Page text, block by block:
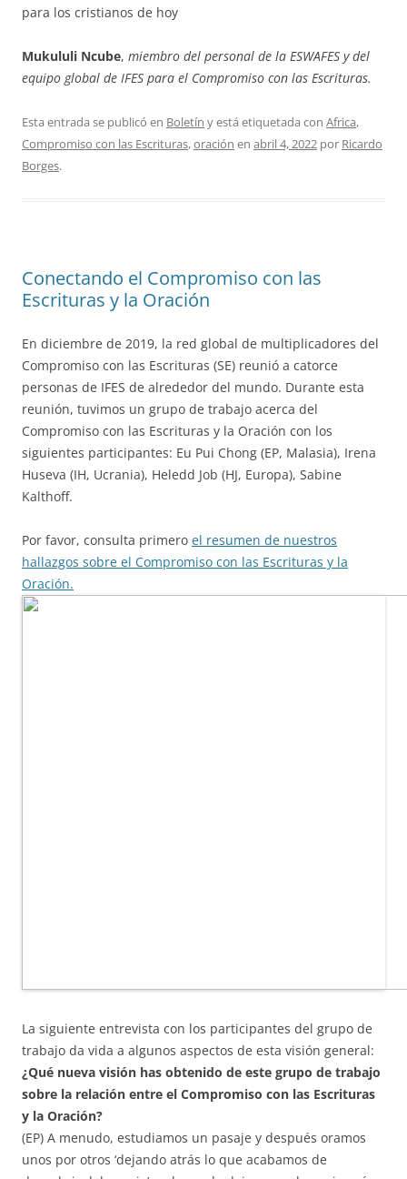
para los cristianos de hoy
Mukululi Ncube, miembro del personal de la ESWAFES y del
equipo global de IFES para el Compromiso con las Escrituras.
Esta entrada se publicó en Boletín y está etiquetada con Africa,
Compromiso con las Escrituras,oración en abril 4, 2022 por Ricardo
Borges.
Conectando el Compromiso con las
Escrituras y la Oración
En diciembre de 2019, la red global de multiplicadores del
Compromiso con las Escrituras (SE) reunió a catorce
personas de IFES de alrededor del mundo. Durante esta
reunión, tuvimos un grupo de trabajo acerca del
Compromiso con las Escrituras y la Oración con los
siguientes participantes: Eu Pui Chong (EP, Malasia), Irena
Huseva (IH, Ucrania), Heledd Job (HJ, Europa), Sabine
Kalthoff.
Por favor, consulta primero el resumen de nuestros
hallazgos sobre el Compromiso con las Escrituras y la
Oración.
La siguiente entrevista con los participantes del grupo de
trabajo da vida a algunos aspectos de esta visión general:
¿Qué nueva visión has obtenido de este grupo de trabajo
sobre la relación entre el Compromiso con las Escrituras
y la Oración?
(EP) A menudo, estudiamos un pasaje y después oramos
unos por otros ‘dejando atrás lo que acabamos de